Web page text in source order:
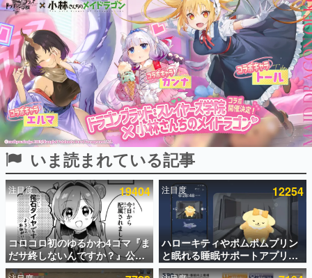
ピックアップ
電ファミのいま読まれている記事ランキング
アプリセール情報
インタビュー
連載・特集一覧
殿堂入り記事
SNS拡散数が数千以上！ ページビュー数万以上！ などな
ど。多くの人々に読まれた、電ファミ渾身の“殿堂入り”記
事をまとめました。
ゲームの企画書
名作ゲームクリエイターの方々に製作時のエピソードをお
聞きし、ヒットする企画（ゲーム）とは何か？を探ってい
きます。
赫本
いま読まれている記事
注目度 19404
コロコロ初のゆるかわ4コマ『ま
だサ終しないんですか？』公開
スタート。主人公は新入社員の
注目度 12254
ハローキティやポムポムプリン
と眠れる睡眠サポートアプリ
『ゆめたび』が配信中。キャラ